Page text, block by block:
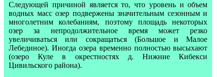
Следующей причиной является то, что уровень и объем
водных масс озер подвержены значительным сезонным и
многолетним колебаниям, поэтому площадь некоторых
озер за непродолжительное время может резко
увеличиваться или сокращаться (Большое и Малое
Лебединое). Иногда озера временно полностью высыхают
(озеро Куле в окрестностях д. Нижние Кибекси
Цивильского района).